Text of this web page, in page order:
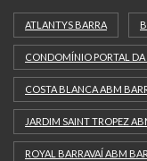
ATLANTYS BARRA
CONDOMÍNIO PORTAL DA
COSTA BLANCA ABM
JARDIM SAINT TROPEZ
ROYAL BARRAVAÍ ABM